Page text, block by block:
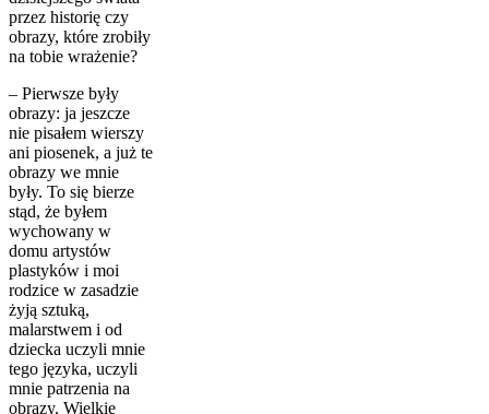
przez historię czy
obrazy, które zrobiły
na tobie wrażenie?
– Pierwsze były
obrazy: ja jeszcze
nie pisałem wierszy
ani piosenek, a już te
obrazy we mnie
były. To się bierze
stąd, że byłem
wychowany w
domu artystów
plastyków i moi
rodzice w zasadzie
żyją sztuką,
malarstwem i od
dziecka uczyli mnie
tego języka, uczyli
mnie patrzenia na
obrazy. Wielkie